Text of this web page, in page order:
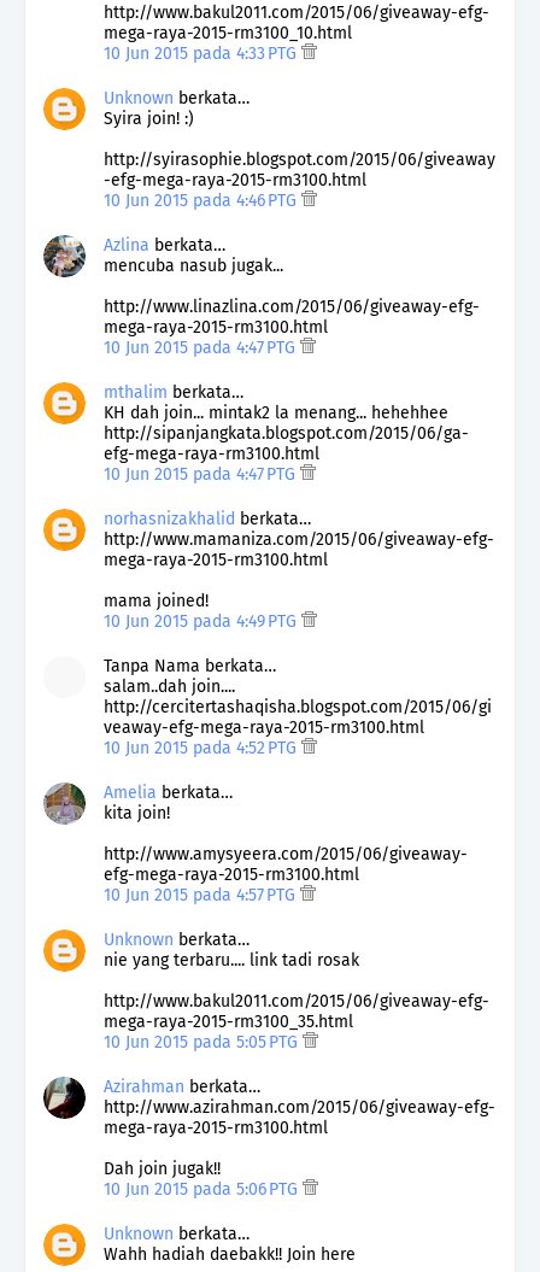
http://www.bakul2011.com/2015/06/giveaway-efg-
mega-raya-2015-rm3100_10.html
10 Jun 2015 pada 4:33 PTG
Unknown berkata…
Syira join! :)
http://syirasophie.blogspot.com/2015/06/giveaway
-efg-mega-raya-2015-rm3100.html
10 Jun 2015 pada 4:46 PTG
Azlina berkata…
mencuba nasub jugak...
http://www.linazlina.com/2015/06/giveaway-efg-
mega-raya-2015-rm3100.html
10 Jun 2015 pada 4:47 PTG
mthalim berkata…
KH dah join... mintak2 la menang... hehehhee
http://sipanjangkata.blogspot.com/2015/06/ga-
efg-mega-raya-rm3100.html
10 Jun 2015 pada 4:47 PTG
norhasnizakhalid berkata…
http://www.mamaniza.com/2015/06/giveaway-efg-
mega-raya-2015-rm3100.html
mama joined!
10 Jun 2015 pada 4:49 PTG
Tanpa Nama berkata…
salam..dah join....
http://cercitertashaqisha.blogspot.com/2015/06/gi
veaway-efg-mega-raya-2015-rm3100.html
10 Jun 2015 pada 4:52 PTG
Amelia berkata…
kita join!
http://www.amysyeera.com/2015/06/giveaway-
efg-mega-raya-2015-rm3100.html
10 Jun 2015 pada 4:57 PTG
Unknown berkata…
nie yang terbaru.... link tadi rosak
http://www.bakul2011.com/2015/06/giveaway-efg-
mega-raya-2015-rm3100_35.html
10 Jun 2015 pada 5:05 PTG
Azirahman berkata…
http://www.azirahman.com/2015/06/giveaway-efg-
mega-raya-2015-rm3100.html
Dah join jugak!!
10 Jun 2015 pada 5:06 PTG
Unknown berkata…
Wahh hadiah daebakk!! Join here